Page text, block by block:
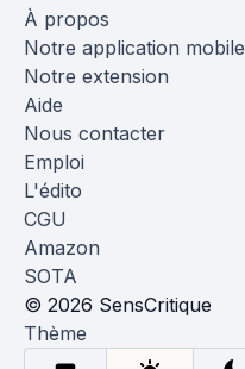
À propos
Notre application mobile
Notre extension
Aide
Nous contacter
Emploi
L'édito
CGU
Amazon
SOTA
© 2026 SensCritique
Thème